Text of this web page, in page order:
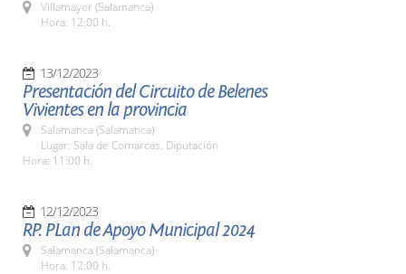
Villamayor (Salamanca)
Hora: 12:00 h.
13/12/2023
Presentación del Circuito de Belenes
Vivientes en la provincia
Salamanca (Salamanca)
Lugar: Sala de Comarcas. Diputación
Hora: 11:00 h.
12/12/2023
RP. PLan de Apoyo Municipal 2024
Salamanca (Salamanca)
Hora: 12:00 h.